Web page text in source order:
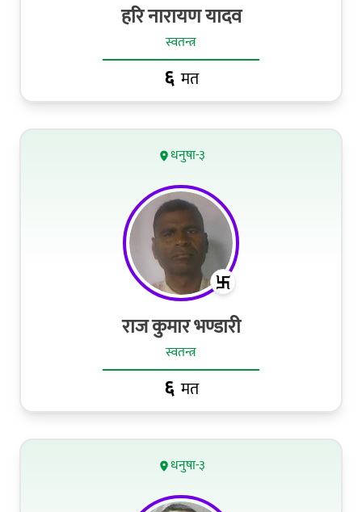
हरि नारायण यादव
स्वतन्त्र
६ मत
धनुषा-३
राज कुमार भण्डारी
स्वतन्त्र
६ मत
धनुषा-३